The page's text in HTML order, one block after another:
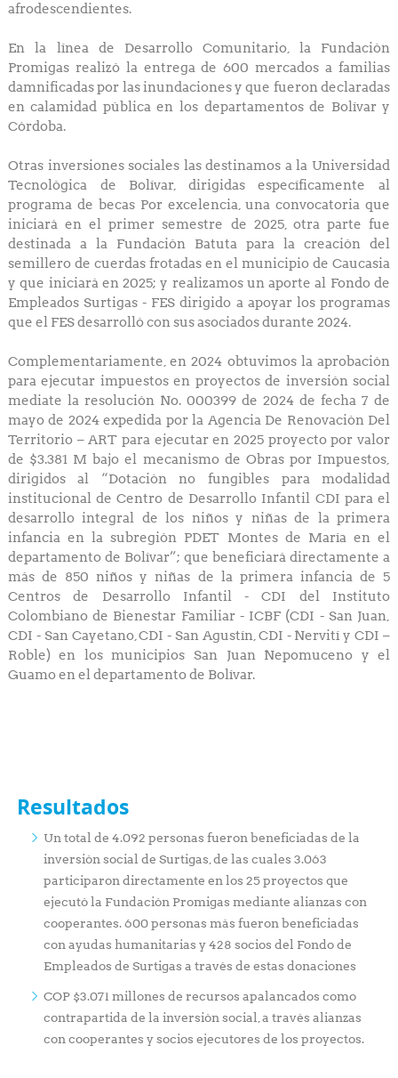
afrodescendientes.
En la línea de Desarrollo Comunitario, la Fundación
Promigas realizó la entrega de 600 mercados a familias
damnificadas por las inundaciones y que fueron declaradas
en calamidad pública en los departamentos de Bolívar y
Córdoba.
Otras inversiones sociales las destinamos a la Universidad
Tecnológica de Bolívar, dirigidas específicamente al
programa de becas Por excelencia, una convocatoria que
iniciará en el primer semestre de 2025, otra parte fue
destinada a la Fundación Batuta para la creación del
semillero de cuerdas frotadas en el municipio de Caucasia
y que iniciará en 2025; y realizamos un aporte al Fondo de
Empleados Surtigas - FES dirigido a apoyar los programas
que el FES desarrolló con sus asociados durante 2024.
Complementariamente, en 2024 obtuvimos la aprobación
para ejecutar impuestos en proyectos de inversión social
mediate la resolución No. 000399 de 2024 de fecha 7 de
mayo de 2024 expedida por la Agencia De Renovación Del
Territorio – ART para ejecutar en 2025 proyecto por valor
de $3.381 M bajo el mecanismo de Obras por Impuestos,
dirigidos al “Dotación no fungibles para modalidad
institucional de Centro de Desarrollo Infantil CDI para el
desarrollo integral de los niños y niñas de la primera
infancia en la subregión PDET Montes de María en el
departamento de Bolívar”; que beneficiará directamente a
más de 850 niños y niñas de la primera infancia de 5
Centros de Desarrollo Infantil - CDI del Instituto
Colombiano de Bienestar Familiar - ICBF (CDI - San Juan,
CDI - San Cayetano, CDI - San Agustín, CDI - Nervití y CDI –
Roble) en los municipios San Juan Nepomuceno y el
Guamo en el departamento de Bolívar.
Resultados
Un total de 4.092 personas fueron beneficiadas de la
inversión social de Surtigas, de las cuales 3.063
participaron directamente en los 25 proyectos que
ejecutó la Fundación Promigas mediante alianzas con
cooperantes. 600 personas más fueron beneficiadas
con ayudas humanitarias y 428 socios del Fondo de
Empleados de Surtigas a través de estas donaciones
COP $3.071 millones de recursos apalancados como
contrapartida de la inversión social, a través alianzas
con cooperantes y socios ejecutores de los proyectos.